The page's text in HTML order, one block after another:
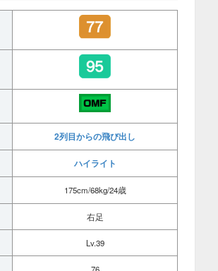
2列目からの飛び出し
ハイライト
175cm/68kg/24歳
右足
Lv.39